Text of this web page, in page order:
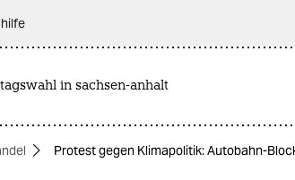
in sachsen-anhalt
Protest gegen Klimapolitik: Autobahn-